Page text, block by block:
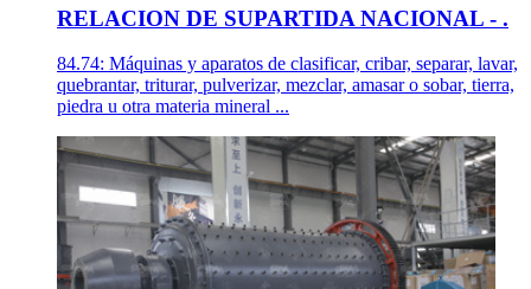
RELACION DE SUPARTIDA NACIONAL - .
84.74: Máquinas y aparatos de clasificar, cribar, separar, lavar,
quebrantar, triturar, pulverizar, mezclar, amasar o sobar, tierra,
piedra u otra materia mineral ...